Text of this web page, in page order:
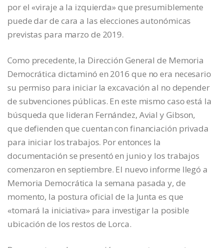
por el «viraje a la izquierda» que presumiblemente
puede dar de cara a las elecciones autonómicas
previstas para marzo de 2019.
Como precedente, la Dirección General de Memoria
Democrática dictaminó en 2016 que no era necesario
su permiso para iniciar la excavación al no depender
de subvenciones públicas. En este mismo caso está la
búsqueda que lideran Fernández, Avial y Gibson,
que defienden que cuentan con financiación privada
para iniciar los trabajos. Por entonces la
documentación se presentó en junio y los trabajos
comenzaron en septiembre. El nuevo informe llegó a
Memoria Democrática la semana pasada y, de
momento, la postura oficial de la Junta es que
«tomará la iniciativa» para investigar la posible
ubicación de los restos de Lorca.